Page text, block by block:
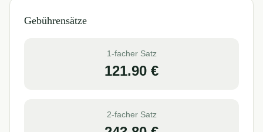
Gebührensätze
1-facher Satz
121.90 €
2-facher Satz